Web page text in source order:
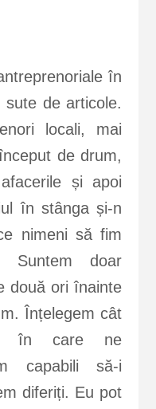
în
de articole.
locali, mai
de drum,
și apoi
în stânga și-n
nimeni să fim
Suntem doar
două ori înainte
Înțelegem cât
în care ne
capabili să-i
diferiți. Eu pot